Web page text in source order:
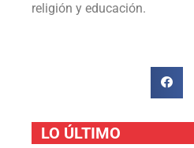
religión y educación.
LO ÚLTIMO